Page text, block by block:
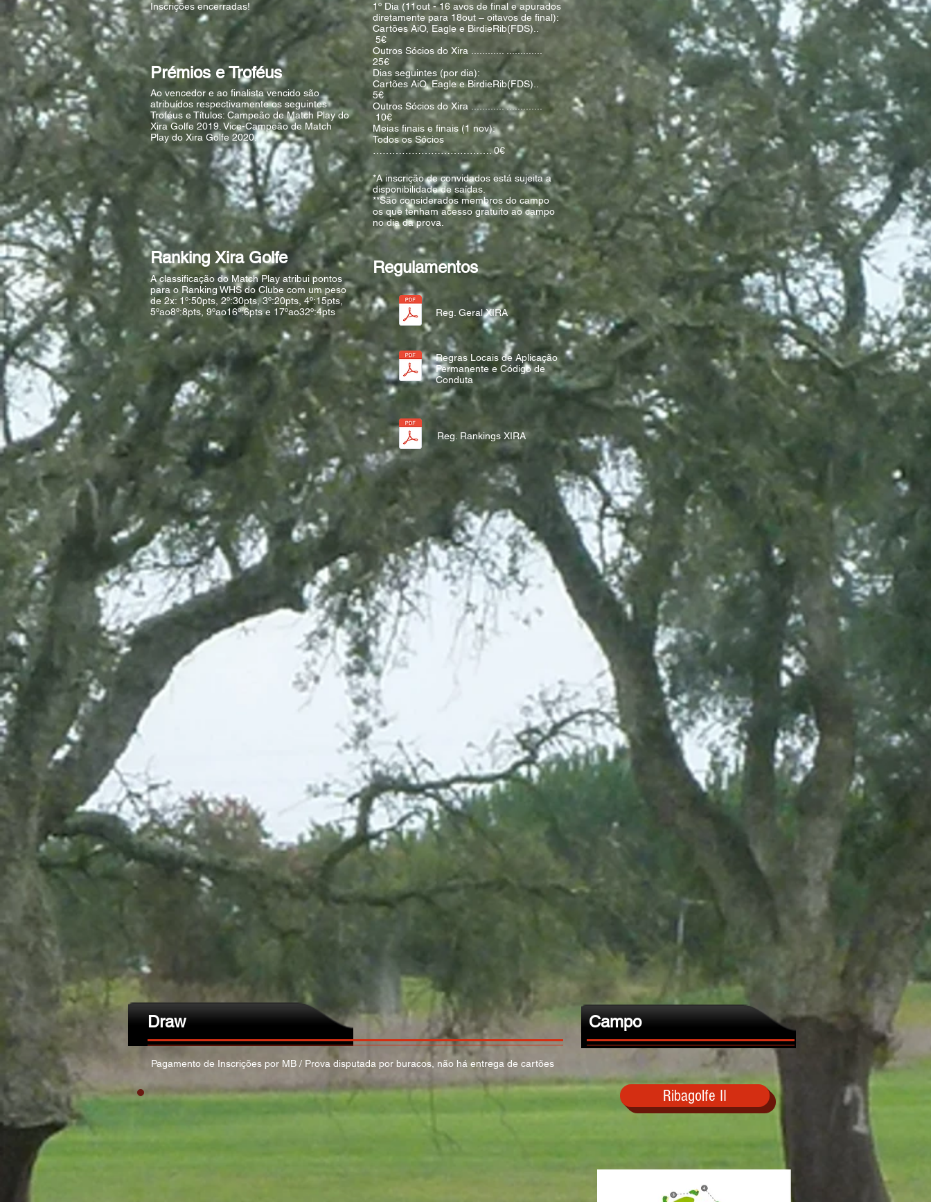
Inscrições encerradas!
Prémios e Troféus
Ao vencedor e ao finalista vencido são
atribuídos respectivamente os seguintes
Troféus e Títulos: Campeão de Match Play do
Xira Golfe 2019. Vice-Campeão de Match
Play do Xira Golfe 2020.
Ranking Xira Golfe
A classificação do Match Play atribui pontos
para o Ranking WHS do Clube com um peso
de 2x: 1º:50pts, 2º:30pts, 3º:20pts, 4º:15pts,
5ºao8º:8pts, 9ºao16º:6pts e 17ºao32º:4pts
1º Dia (11out - 16 avos de final e apurados
diretamente para 18out – oitavos de final):
Cartões AiO, Eagle e BirdieRib(FDS)..
5€
Outros Sócios do Xira ............ .............
25€
Dias seguintes (por dia):
Cartões AiO, Eagle e BirdieRib(FDS)..
5€
Outros Sócios do Xira ............ .............
10€
Meias finais e finais (1 nov):
Todos os Sócios
………………………………. 0€
*A inscrição de convidados está sujeita a
disponibilidade de saídas.
**São considerados membros do campo
os que tenham acesso gratuito ao campo
no dia da prova.
Regulamentos
Reg. Geral XIRA
Regras Locais de Aplicação
Permanente e Código de
Conduta
Reg. Rankings XIRA
Pagamento de Inscrições por MB / Prova disputada por buracos, não há entrega de cartões
Draw
Ribagolfe II
Campo